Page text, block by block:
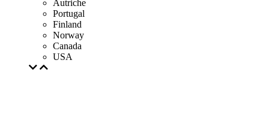
Autriche
Portugal
Finland
Norway
Canada
USA